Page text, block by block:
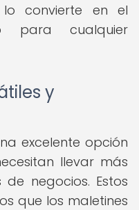
convierte en el
para cualquier
y
excelente opción
llevar más
negocios. Estos
que los maletines